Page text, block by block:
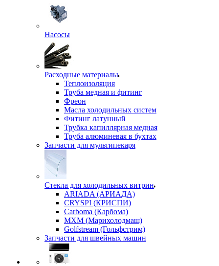
Насосы
Расходные материалы
Теплоизоляция
Труба медная и фитинг
Фреон
Масла холодильных систем
Фитинг латунный
Трубка капиллярная медная
Труба алюминевая в бухтах
Запчасти для мультипекаря
Стекла для холодильных витрин
ARIADA (АРИАДА)
CRYSPI (КРИСПИ)
Carboma (Карбома)
MXM (Марихолодмаш)
Golfstream (Гольфстрим)
Запчасти для швейных машин